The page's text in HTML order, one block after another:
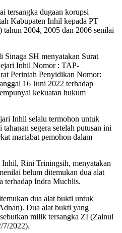
tersangka dugaan korupsi
Kabupaten Inhil kepada PT
2004, 2005 dan 2006 senilai
Sinaga SH menyatakan Surat
Inhil Nomor : TAP-
Perintah Penyidikan Nomor:
16 Juni 2022 terhadap
kekuatan hukum
Inhil selalu termohon untuk
segera setelah putusan ini
martabat pemohon dalam
Rini Triningsih, menyatakan
belum ditemukan dua alat
terhadap Indra Muchlis.
dua alat bukti untuk
Dua alat bukti yang
milik tersangka ZI (Zainul
7/2022).